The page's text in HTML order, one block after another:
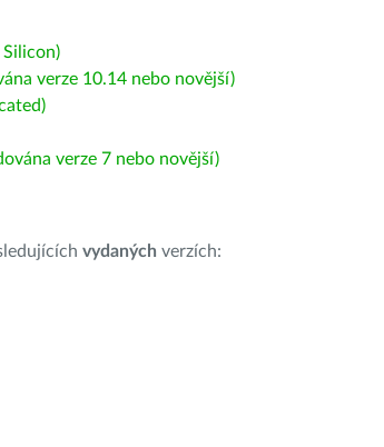
verze 10.14 nebo novější)
verze 7 nebo novější)
vydaných verzích: